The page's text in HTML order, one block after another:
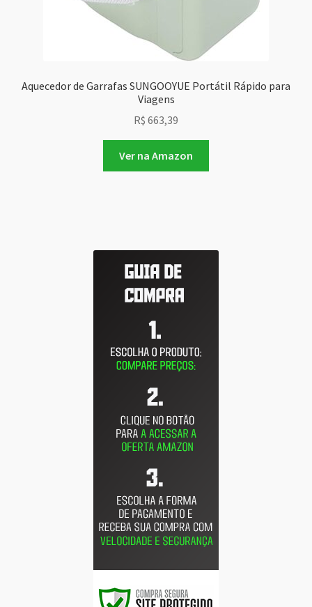
Aquecedor de Garrafas SUNGOOYUE Portátil Rápido para
Viagens
R$ 663,39
Ver na Amazon